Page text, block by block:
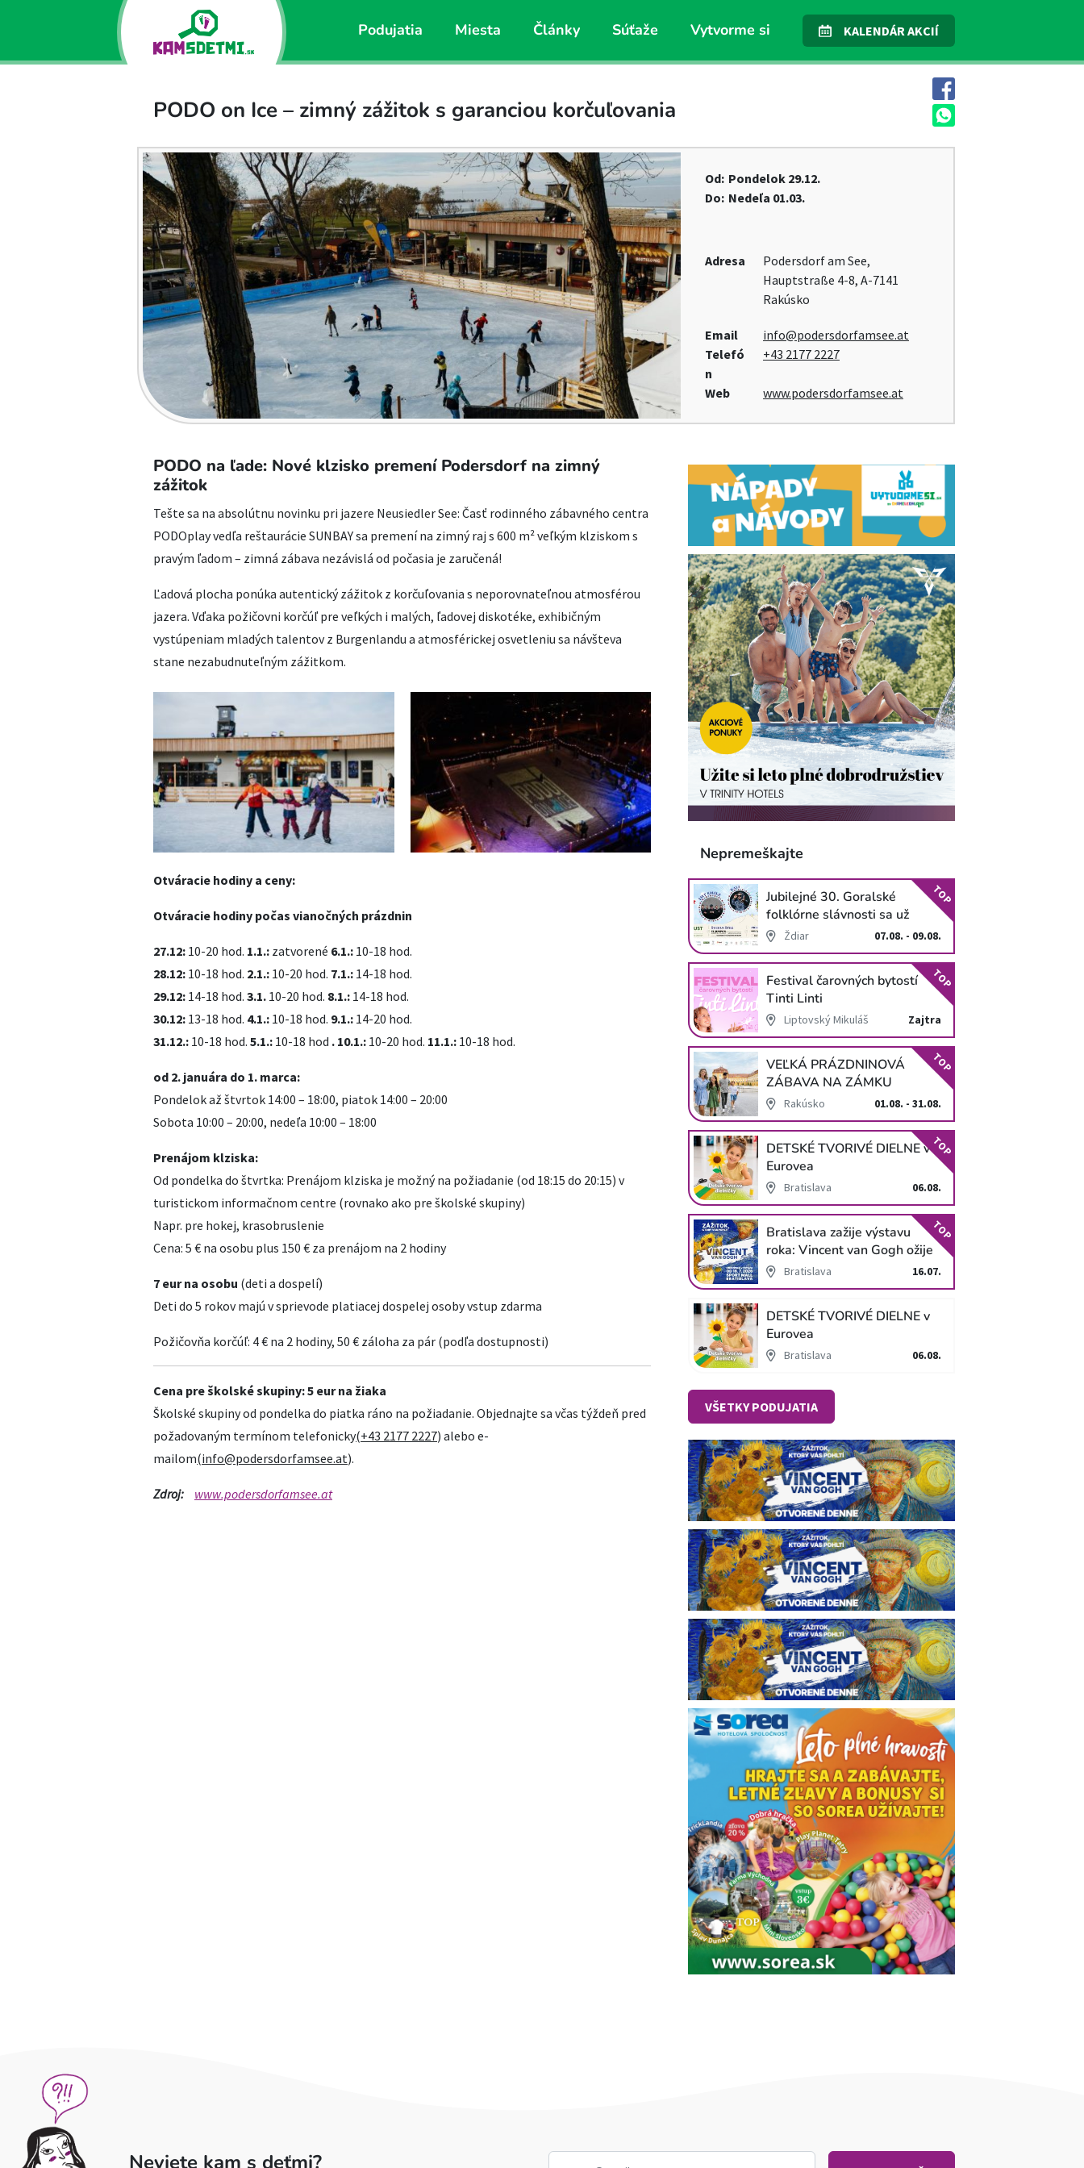
Podujatia Miesta Články Súťaže Vytvorme si KALENDÁR AKCIÍ
PODO on Ice – zimný zážitok s garanciou korčuľovania
Od: Pondelok29.12.
Do: Nedeľa 01.03.
Adresa
Podersdorf am See,
Hauptstraße 4-8, A-7141
Rakúsko
Email
info@podersdorfamsee.at
Telefó
n
+43 2177 2227
Web www.podersdorfamsee.at
PODO na ľade: Nové klzisko premení Podersdorf na zimný
zážitok
Tešte sa na absolútnu novinku pri jazere Neusiedler See: Časť rodinného zábavného centra
PODOplay vedľa reštaurácie SUNBAY sa premení na zimný raj s 600 m² veľkým klziskom s
pravým ľadom – zimná zábava nezávislá od počasia je zaručená!
Ľadová plocha ponúka autentický zážitok z korčuľovania s neporovnateľnou atmosférou
jazera. Vďaka požičovni korčúľ pre veľkých i malých, ľadovej diskotéke, exhibičným
vystúpeniam mladých talentov z Burgenlandu a atmosférickej osvetleniu sa návšteva
stane nezabudnuteľným zážitkom.
Otváracie hodiny a ceny:
Otváracie hodiny počas vianočných prázdnin
27.12: 10-20 hod. 1.1.: zatvorené 6.1.: 10-18 hod.
28.12: 10-18 hod. 2.1.: 10-20 hod. 7.1.: 14-18 hod.
29.12: 14-18 hod. 3.1. 10-20 hod. 8.1.: 14-18 hod.
30.12: 13-18 hod. 4.1.: 10-18 hod. 9.1.: 14-20 hod.
31.12.: 10-18 hod. 5.1.: 10-18 hod . 10.1.: 10-20 hod. 11.1.: 10-18 hod.
od 2. januára do 1. marca:
Pondelok až štvrtok 14:00 – 18:00, piatok 14:00 – 20:00
Sobota 10:00 – 20:00, nedeľa 10:00 – 18:00
Prenájom klziska:
Od pondelka do štvrtka: Prenájom klziska je možný na požiadanie (od 18:15 do 20:15) v
turistickom informačnom centre (rovnako ako pre školské skupiny)
Napr. pre hokej, krasobruslenie
Cena: 5 € na osobu plus 150 € za prenájom na 2 hodiny
7 eur na osobu (deti a dospelí)
Deti do 5 rokov majú v sprievode platiacej dospelej osoby vstup zdarma
Požičovňa korčúľ: 4 € na 2 hodiny, 50 € záloha za pár (podľa dostupnosti)
Cena pre školské skupiny: 5 eur na žiaka
Školské skupiny od pondelka do piatka ráno na požiadanie. Objednajte sa včas týždeň pred
požadovaným termínom telefonicky(+43 2177 2227) alebo e-
mailom(info@podersdorfamsee.at).
Zdroj: www.podersdorfamsee.at
Nepremeškajte
Jubilejné 30. Goralské
folklórne slávnosti sa už
blížiaŽdiar 07.08. - 09.08.
TOP
Festival čarovných bytostí
Tinti Linti
Liptovský Mikuláš Zajtra
TOP
VEĽKÁ PRÁZDNINOVÁ
ZÁBAVA NA ZÁMKU
SCHLOSS HOF
Rakúsko 01.08. - 31.08.
TOP
DETSKÉ TVORIVÉ DIELNE v
Eurovea
Bratislava 06.08.
TOP
Bratislava zažije výstavu
roka: Vincent van Gogh ožije
v unikátnej imerzívnej šou!
Bratislava 16.07.
TOP
DETSKÉ TVORIVÉ DIELNE v
Eurovea
Bratislava 06.08.
VŠETKY PODUJATIA
Neviete kam s deťmi?